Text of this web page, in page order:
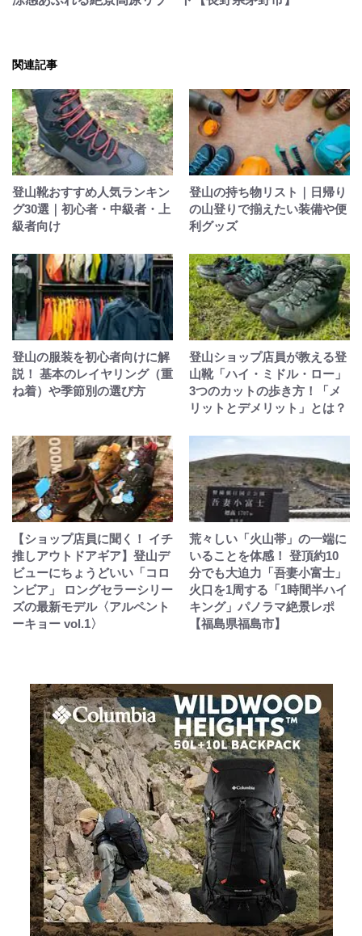
関連記事
登山靴おすすめ人気ランキン
グ30選｜初心者・中級者・上
級者向け
登山の持ち物リスト｜日帰り
の山登りで揃えたい装備や便
利グッズ
登山の服装を初心者向けに解
説！ 基本のレイヤリング（重
ね着）や季節別の選び方
登山ショップ店員が教える登
山靴「ハイ・ミドル・ロー」
3つのカットの歩き方！「メ
リットとデメリット」とは？
【ショップ店員に聞く！ イチ
推しアウトドアギア】登山デ
ビューにちょうどいい「コロ
ンビア」 ロングセラーシリー
ズの最新モデル〈アルペント
ーキョー vol.1〉
荒々しい「火山帯」の一端に
いることを体感！ 登頂約10
分でも大迫力「吾妻小富士」
火口を1周する「1時間半ハイ
キング」パノラマ絶景レポ
【福島県福島市】